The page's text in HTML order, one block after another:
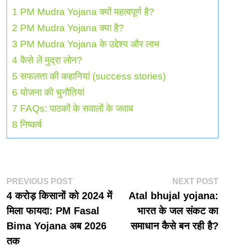
1 PM Mudra Yojana क्यों महत्वपूर्ण है?
2 PM Mudra Yojana क्या है?
3 PM Mudra Yojana के उद्देश्य और लाभ
4 कैसे लें मुद्रा लोन?
5 सफलता की कहानियां (success stories)
6 योजना की चुनौतियां
7 FAQs: पाठकों के सवालों के जवाब
8 निष्कर्ष
पोस्ट
नेविगेशन
PREVIOUS POSTPrevious
post:
4 करोड़ किसानों को 2024 में
मिला फायदा: PM Fasal
Bima Yojana अब 2026
तक
NEXT POST
Atal bhujal yojana:
भारत के जल संकट का
समाधान कैसे बन रही है?